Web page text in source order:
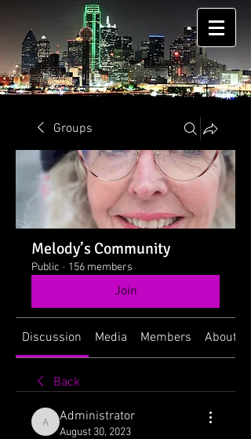
Groups
Melody’s Community
Public · 156 members
Join
Discussion Media Members About
Back
Administrator
Administrator
August 30, 2023